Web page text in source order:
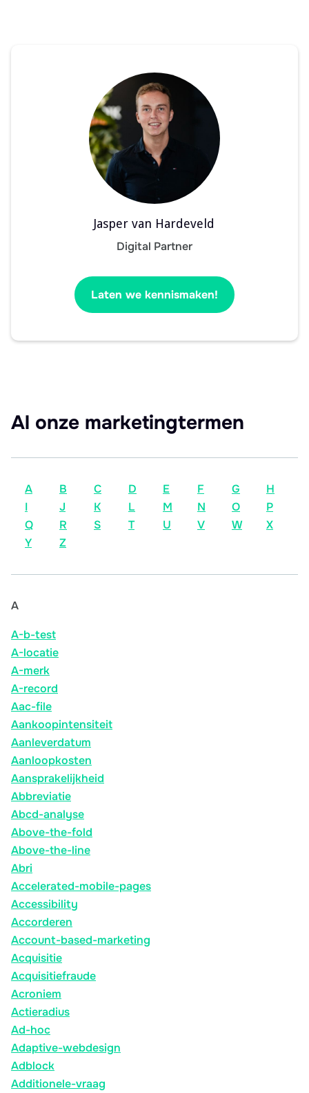
Jasper van Hardeveld
Digital Partner
Laten we kennismaken!
Al onze marketingtermen
A B C D E F G
H
I
J K L M N O
P
Q
R S T U V W
X
Y
Z
A
A-b-test
A-locatie
A-merk
A-record
Aac-file
Aankoopintensiteit
Aanleverdatum
Aanloopkosten
Aansprakelijkheid
Abbreviatie
Abcd-analyse
Above-the-fold
Above-the-line
Abri
Accelerated-mobile-pages
Accessibility
Accorderen
Account-based-marketing
Acquisitie
Acquisitiefraude
Acroniem
Actieradius
Ad-hoc
Adaptive-webdesign
Adblock
Additionele-vraag